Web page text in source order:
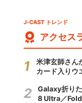
J-CAST トレンド
アクセス
米津玄師さん
カード入りウ
Galaxy折り
8 Ultra／